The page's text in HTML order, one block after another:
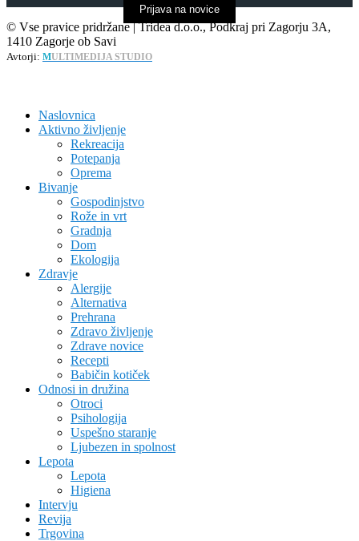
Prijava na novice
© Vse pravice pridržane | Tridea d.o.o., Podkraj pri Zagorju 3A,
1410 Zagorje ob Savi
Avtorji: MULTIMEDIJA STUDIO
Naslovnica
Aktivno življenje
Rekreacija
Potepanja
Oprema
Bivanje
Gospodinjstvo
Rože in vrt
Gradnja
Dom
Ekologija
Zdravje
Alergije
Alternativa
Prehrana
Zdravo življenje
Zdrave novice
Recepti
Babičin kotiček
Odnosi in družina
Otroci
Psihologija
Uspešno staranje
Ljubezen in spolnost
Lepota
Lepota
Higiena
Intervju
Revija
Trgovina